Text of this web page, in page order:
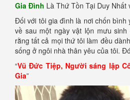
Gia Đình Là Thứ Tồn Tại Duy
Đối với tôi gia đình là nơi chốn bình
về sau một ngày vật lộn mưu
rằng tất cả mọi thứ tôi làm đều
sống ở ngôi nhà thân yêu của tôi.
“Vũ Đức Tiệp, Người sáng lập
Gia”